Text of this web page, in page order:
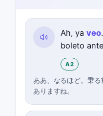
Ah, yaveo
boleto
A2
ああ、なるほど。乗
ありますね。